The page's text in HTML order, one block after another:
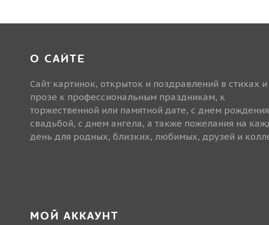
О САЙТЕ
Сайт картинок, открыток и поздравлений в стихах и
прозе к профессиональным праздникам, к
торжественной или памятной дате, с днем
свадьбой, с днем ангела, а также пожелания на
день для родных, близких, любимых, друзей и
МОЙ АККАУНТ